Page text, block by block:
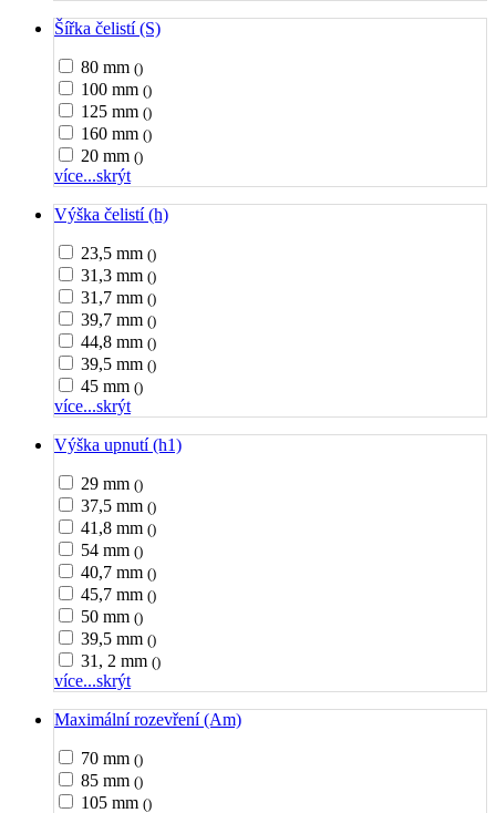
Šířka čelistí (S)
80 mm ()
100 mm ()
125 mm ()
160 mm ()
20 mm ()
více...skrýt
Výška čelistí (h)
23,5 mm ()
31,3 mm ()
31,7 mm ()
39,7 mm ()
44,8 mm ()
39,5 mm ()
45 mm ()
více...skrýt
Výška upnutí (h1)
29 mm ()
37,5 mm ()
41,8 mm ()
54 mm ()
40,7 mm ()
45,7 mm ()
50 mm ()
39,5 mm ()
31, 2 mm ()
více...skrýt
Maximální rozevření (Am)
70 mm ()
85 mm ()
105 mm ()